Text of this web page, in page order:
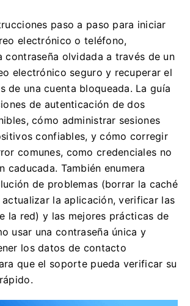
paso a paso para iniciar
electrónico o teléfono,
contraseña olvidada a través de un
electrónico seguro y recuperar el
de una cuenta bloqueada. La guía
de autenticación de dos
cómo administrar sesiones
confiables, y cómo corregir
comunes, como credenciales no
caducada. También enumera
de problemas (borrar la caché
actualizar la aplicación, verificar las
la red) y las mejores prácticas de
usar una contraseña única y
los datos de contacto
que el soporte pueda verificar su